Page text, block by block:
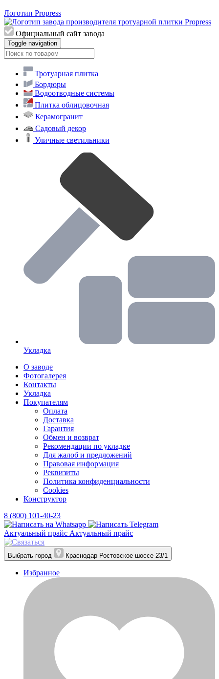
Логотип Propress
Официальный сайт завода
Toggle navigation
Тротуарная плитка
Бордюры
Водоотводные системы
Плитка облицовочная
Керамогранит
Садовый декор
Уличные светильники
Укладка
О заводе
Фотогалерея
Контакты
Укладка
Покупателям
Оплата
Доставка
Гарантия
Обмен и возврат
Рекомендации по укладке
Для жалоб и предложений
Правовая информация
Реквизиты
Политика конфиденциальности
Cookies
Конструктор
8 (800) 101-40-23
Актуальный прайс Актуальный прайс
Выбрать город Краснодар Ростовское шоссе 23/1
Избранное